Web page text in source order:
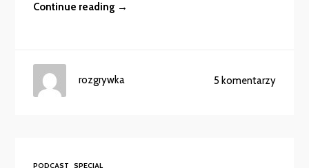
Continue reading →
5 komentarzy
rozgrywka
PODCAST SPECJAL